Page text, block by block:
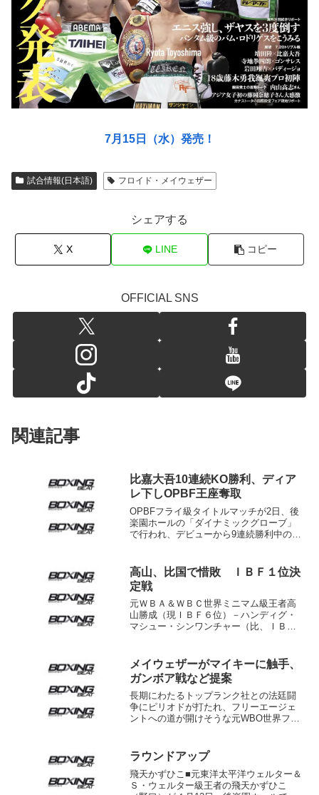
7月15日（水）発売！
試合情報(日本語) フロイド・メイウェザー
シェアする
X LINE コピー
OFFICIAL SNS
関連記事
比嘉大吾10連続KO勝利、ディア
レ下しOPBF王座奪取
OPBFフライ級タイトルマッチが2日、後
楽園ホールの「ダイナミックグローブ」
で行われ、デビューから9連続勝利中の
ィアレ（フィリピン）に4回2分39秒KO勝
ち。デ...
高山、比国で惜敗 ＩＢＦ１位決
定戦
元ＷＢＡ＆ＷＢＣ世界ミニマム級王者高
山勝成（現ＩＢＦ６位）－ハンディグ・
マシュー・シンワンチャー（比、ＩＢＦ
で行われ、シンワンチャーが僅差の２－
１判定勝利。王者マリ...
メイウェザーがマイキーに触手、
ガンボア戦など提案
長期にわたるトップランク社との法廷闘
争にピリオドが打たれ、フリーエージェ
ントへの道が開けそうな元WBO世界フェ
表したフロイド・メイウェザーが、自身
の運営するメイウェザ...
ラウンドアップ
飛天かずひこ■元東洋太平洋ウェルター＆
Ｓ・ウェルター級王者の飛天かずひこ